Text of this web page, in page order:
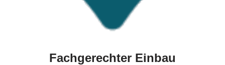
Fachgerechter Einbau